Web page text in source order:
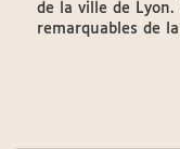
de la ville de
remarquables de